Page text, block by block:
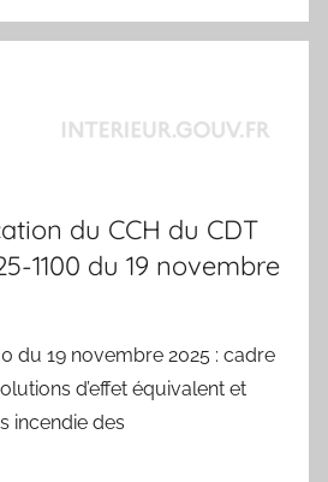
du CCH du CDT
1100 du 19 novembre
du 19 novembre 2025 : cadre
d’effet équivalent et
incendie des